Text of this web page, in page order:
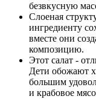
безвкусную
Слоеная
ингредиенту
вместе они
композицию.
Этот салат -
Дети обожают
большим
и крабовое